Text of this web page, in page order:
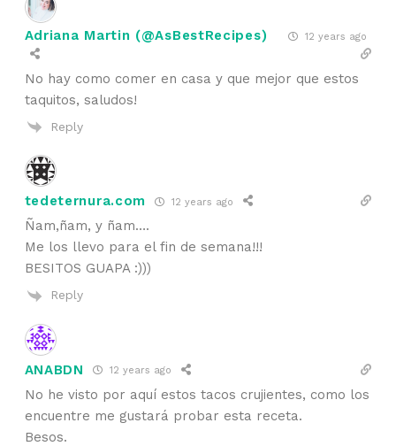
Adriana Martin (@AsBestRecipes) 12 years ago
No hay como comer en casa y que mejor que estos
taquitos, saludos!
Reply
tedeternura.com 12 years ago
Ñam,ñam, y ñam….
Me los llevo para el fin de semana!!!
BESITOS GUAPA :)))
Reply
ANABDN 12 years ago
No he visto por aquí estos tacos crujientes, como los
encuentre me gustará probar esta receta.
Besos.